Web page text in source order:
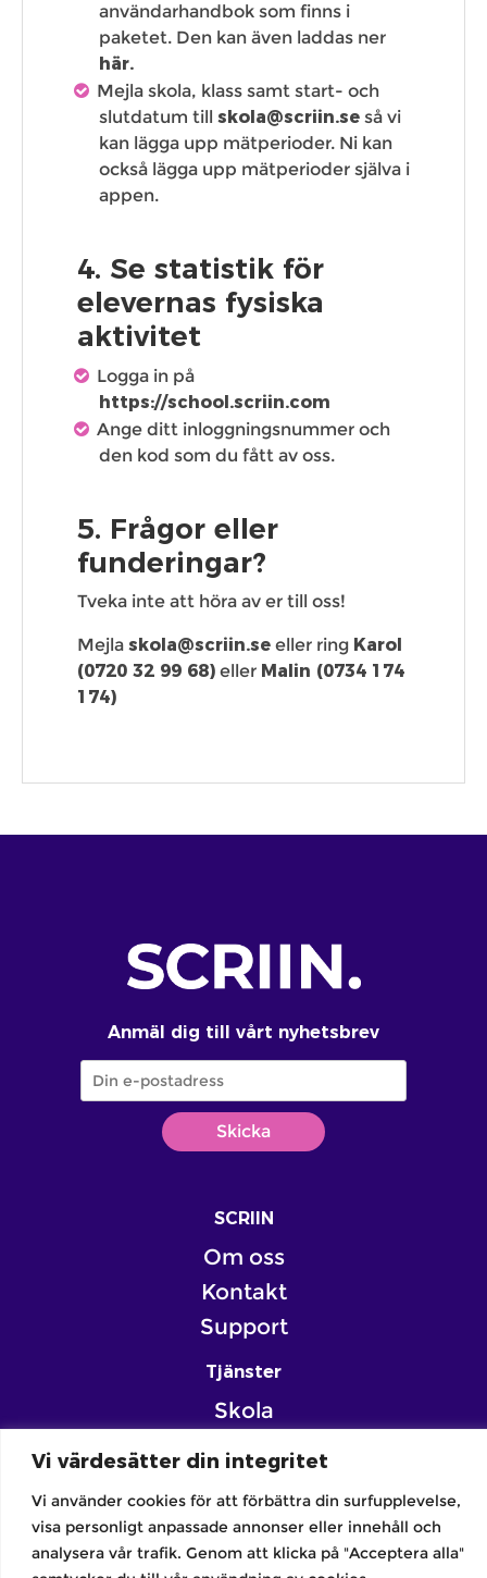
Vi värdesätter din integritet
Vi använder cookies för att förbättra din surfupplevelse,
visa personligt anpassade annonser eller innehåll och
analysera vår trafik. Genom att klicka på "Acceptera alla"
användarhandbok som finns i
paketet. Den kan även laddas ner
här.
Mejla skola, klass samt start- och
slutdatum till skola@scriin.se så vi
kan lägga upp mätperioder. Ni kan
också lägga upp mätperioder själva i
appen.
4. Se statistik för
elevernas fysiska
aktivitet
Logga in på
https://school.scriin.com
Ange ditt inloggningsnummer och
den kod som du fått av oss.
5. Frågor eller
funderingar?
Tveka inte att höra av er till oss!
Mejla skola@scriin.se eller ring Karol
(0720 32 99 68) eller Malin (0734 174
174)
Anmäl dig till vårt nyhetsbrev
SCRIIN
Om oss
Kontakt
Support
Tjänster
Skola
Familj
Forskning